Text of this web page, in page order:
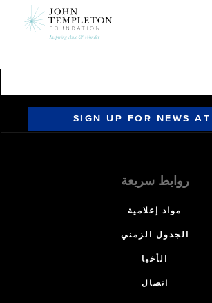
SIGN UP FOR NEWS
روابط سريعة
مواد إعلامية
الجدول الزمني
الأخبا
اتصال